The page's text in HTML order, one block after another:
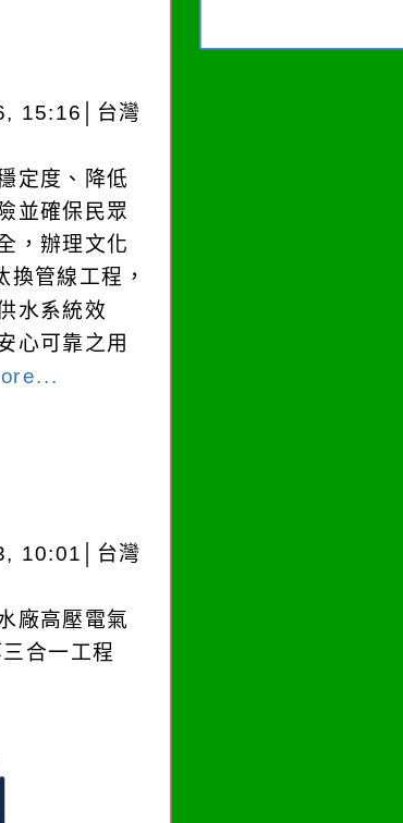
15:16│台灣
定度、降低
並確保民眾
，辦理文化
換管線工程，
水系統效
心可靠之用
10:01│台灣
廠高壓電氣
合一工程